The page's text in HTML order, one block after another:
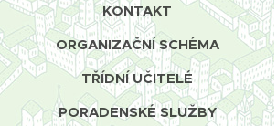
KONTAKT
ORGANIZAČNÍ SCHÉMA
TŘÍDNÍ UČITELÉ
PORADENSKÉ SLUŽBY